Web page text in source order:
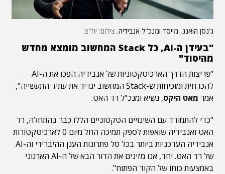
ג'נסן הואנג, מייסד ומנכ"ל אנבידיה. צילום: יח"צ
"בעידן ה-AI, כל Stack המחשוב מומצא מחדש
מהיסוד"
"פריצות הדרך הארכיטקטוניות של אנבידיה הפכו את ה-AI
להכרחית ומוכיחות ש-Stack המחשוב יגדיר את עתיד התעשייה",
אמר מאט היקס, נשיא ומנכ"ל רד האט.
"כדי להתמודד עם השינויים הטקטוניים הללו כבר בהתחלה, רד
האט ואנבידיה שואפות לספק תמיכה החל מיום 0 לארכיטקטורות
אנבידיה העדכניות ביותר בכל סל פתרונות הענן ההיברידי וה-AI
של רד האט. יחד, אנו מזינים את הדור הבא של ה-AI הארגוני
באמצעות כוחו של הקוד הפתוח".